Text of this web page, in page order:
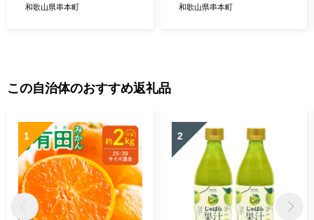
然 魚 魚貝 海鮮 【tcr008
和歌山県串本町
鍋 天然 魚 魚貝 海鮮 【tcr0
和歌山県串本町
この自治体のおすすめ返礼品
1 2